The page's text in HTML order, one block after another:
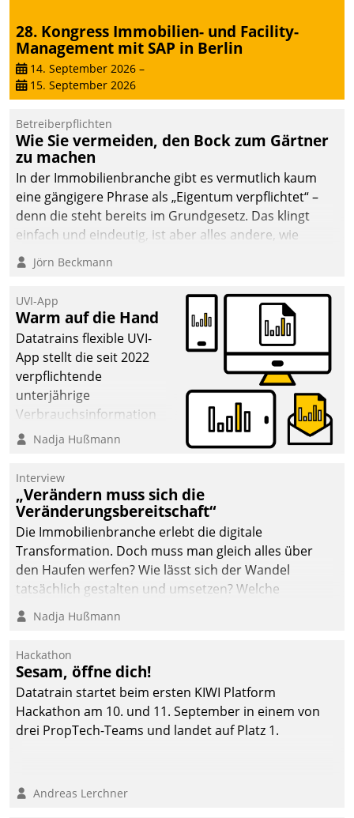
28. Kongress Immobilien- und Facility-
Management mit SAP in Berlin
14. September 2026 –
15. September 2026
Betreiberpflichten
Wie Sie vermeiden, den Bock zum Gärtner
zu machen
In der Immobilienbranche gibt es vermutlich kaum
eine gängigere Phrase als „Eigentum verpflichtet“ –
denn die steht bereits im Grundgesetz. Das klingt
einfach und eindeutig, ist aber alles andere, wie
Branchenbeschäftigte wissen. Denn mit der
Verantwortung folgen Verpflichtungen.
Jörn Beckmann
UVI-App
Warm auf die Hand
Datatrains flexible UVI-
App stellt die seit 2022
verpflichtende
unterjährige
Verbrauchsinformation
schnell, zuverlässig und
Die monatlichen
Mitteilungen zum
Heizungs- und
Wasserverbrauch gehen
automatisiert, vollständig
und auf Wunsch über
mehrere zuvor
Kommunikationswege bei
Nadja Hußmann
Interview
„Verändern muss sich die
Veränderungsbereitschaft“
Die Immobilienbranche erlebt die digitale
Transformation. Doch muss man gleich alles über
den Haufen werfen? Wie lässt sich der Wandel
tatsächlich gestalten und umsetzen? Welche
Argumente zählen wirklich?
Nadja Hußmann
Hackathon
Sesam, öffne dich!
Datatrain startet beim ersten KIWI Platform
Hackathon am 10. und 11. September in einem von
drei PropTech-Teams und landet auf Platz 1.
Andreas Lerchner